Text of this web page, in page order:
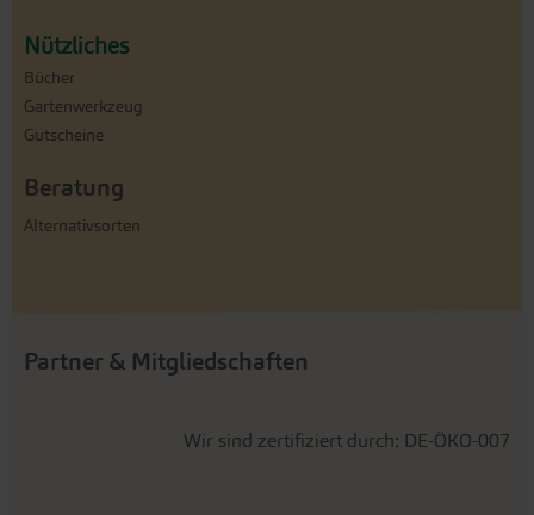
Nützliches
Bücher
Gartenwerkzeug
Gutscheine
Beratung
Alternativsorten
Partner & Mitgliedschaften
Wir sind zertifiziert durch: DE-ÖKO-007